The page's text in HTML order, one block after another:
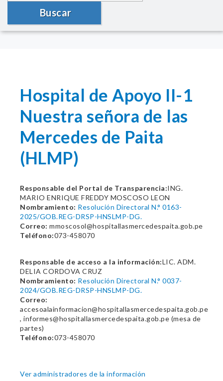
Buscar
Hospital de Apoyo II-1
Nuestra señora de las
Mercedes de Paita
(HLMP)
Responsable del Portal de Transparencia:ING.
MARIO ENRIQUE FREDDY MOSCOSO LEON
Nombramiento: Resolución Directoral N.° 0163-
2025/GOB.REG-DRSP-HNSLMP-DG.
Correo: mmoscosol@hospitallasmercedespaita.gob.pe
Teléfono:073-458070
Responsable de acceso a la información:LIC. ADM.
DELIA CORDOVA CRUZ
Nombramiento: Resolución Directoral N.° 0037-
2024/GOB.REG-DRSP-HNSLMP-DG.
Correo:
accesoalainformacion@hospitallasmercedespaita.gob.pe
, informes@hospitallasmercedespaita.gob.pe (mesa de
partes)
Teléfono:073-458070
Ver administradores de la información